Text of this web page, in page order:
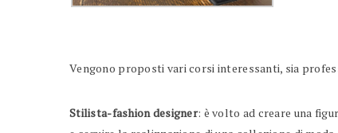
Vengono proposti vari corsi interessanti, sia
Stilista-fashion designer: è volto ad creare una